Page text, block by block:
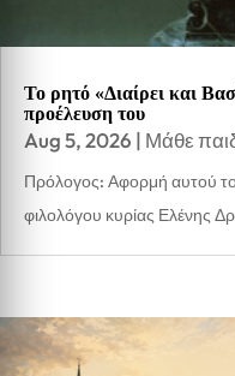
Το ρητό «Διαίρει και
προέλευση του
Aug 5, 2026 | Μάθε
Πρόλογος: Αφορμή αυτού
φιλολόγου κυρίας Ελένης